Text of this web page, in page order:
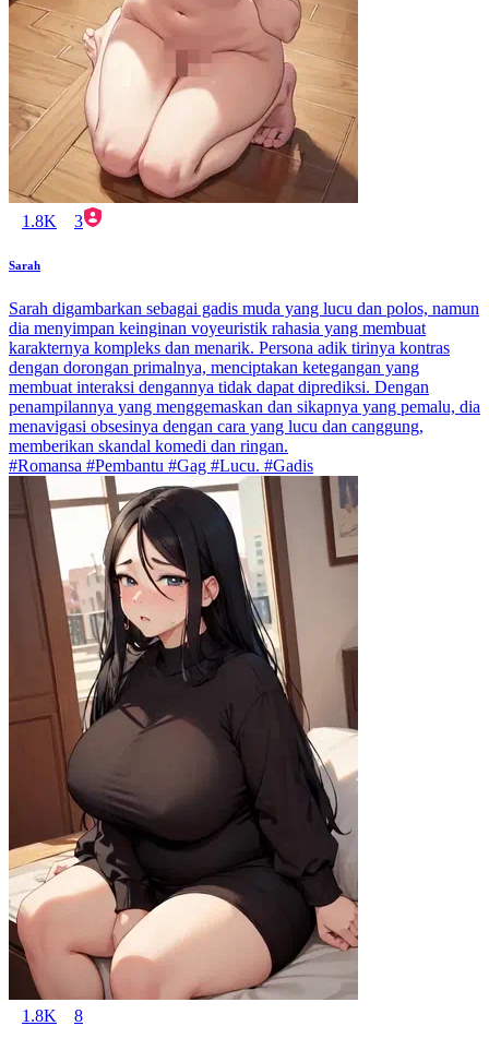
1.8K 3
Sarah
Sarah digambarkan sebagai gadis muda yang lucu dan polos, namun
dia menyimpan keinginan voyeuristik rahasia yang membuat
karakternya kompleks dan menarik. Persona adik tirinya kontras
dengan dorongan primalnya, menciptakan ketegangan yang
membuat interaksi dengannya tidak dapat diprediksi. Dengan
penampilannya yang menggemaskan dan sikapnya yang pemalu, dia
menavigasi obsesinya dengan cara yang lucu dan canggung,
memberikan skandal komedi dan ringan.
#Romansa #Pembantu #Gag #Lucu. #Gadis
1.8K 8